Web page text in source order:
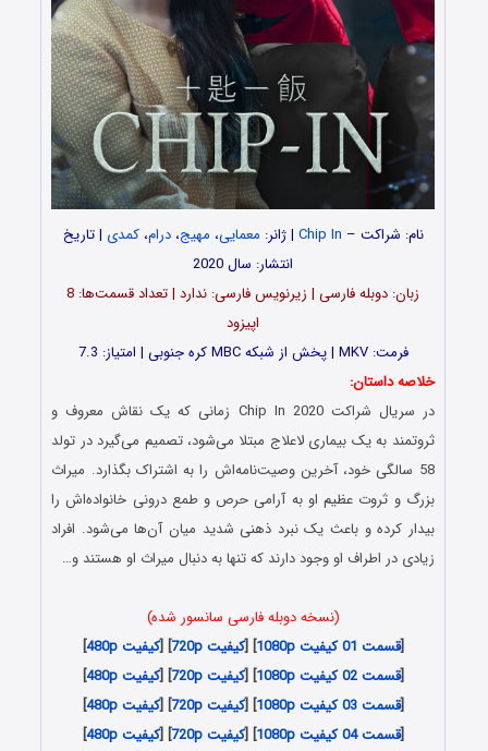
نام: شراکت –
Chip In | ژانر: معمایی، مهیج،درام،کمدی | تاریخ
انتشار: سال 2020
زبان: دوبله فارسی | زیرنویس فارسی: ندارد | تعداد قسمت‌‌‌ها: 8
اپیزود
فرمت: MKV | پخش از شبکه MBC کره جنوبی | امتیاز: 7.3
خلاصه داستان:
در سریال شراکت Chip In 2020 زمانی که یک نقاش معروف و
ثروتمند به یک بیماری لاعلاج مبتلا می‌شود، تصمیم می‌گیرد در تولد
58 سالگی خود، آخرین وصیت‌نامه‌اش را به اشتراک بگذارد. میراث
بزرگ و ثروت عظیم او به آرامی حرص و طمع درونی خانواده‌اش را
بیدار کرده و باعث یک نبرد ذهنی شدید میان آن‌ها می‌شود. افراد
زیادی در اطراف او وجود دارند که تنها به دنبال میراث او هستند و…
(نسخه دوبله فارسی سانسور شده)
[قسمت 01 کیفیت 1080p ] [کیفیت 720p ] [کیفیت 480p
]
[قسمت 02 کیفیت 1080p ] [کیفیت 720p ] [کیفیت 480p
]
[قسمت 03 کیفیت 1080p ] [کیفیت 720p ] [کیفیت 480p
]
[قسمت 04 کیفیت 1080p ] [کیفیت 720p ] [کیفیت 480p
]